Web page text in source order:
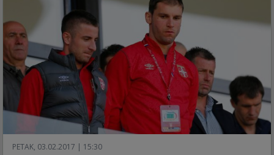
PETAK, 03.02.2017 | 15:30